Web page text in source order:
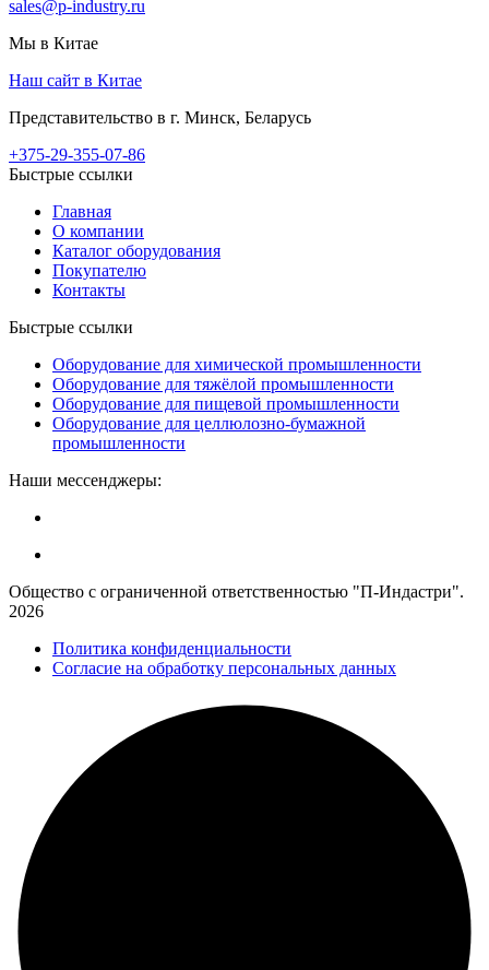
sales@p-industry.ru
Мы в Китае
Наш сайт в Китае
Представительство в г. Минск, Беларусь
+375-29-355-07-86
Быстрые ссылки
Главная
О компании
Каталог оборудования
Покупателю
Контакты
Быстрые ссылки
Оборудование для химической промышленности
Оборудование для тяжёлой промышленности
Оборудование для пищевой промышленности
Оборудование для целлюлозно-бумажной
промышленности
Наши мессенджеры:
Общество с ограниченной ответственностью "П-Индастри".
2026
Политика конфиденциальности
Согласие на обработку персональных данных